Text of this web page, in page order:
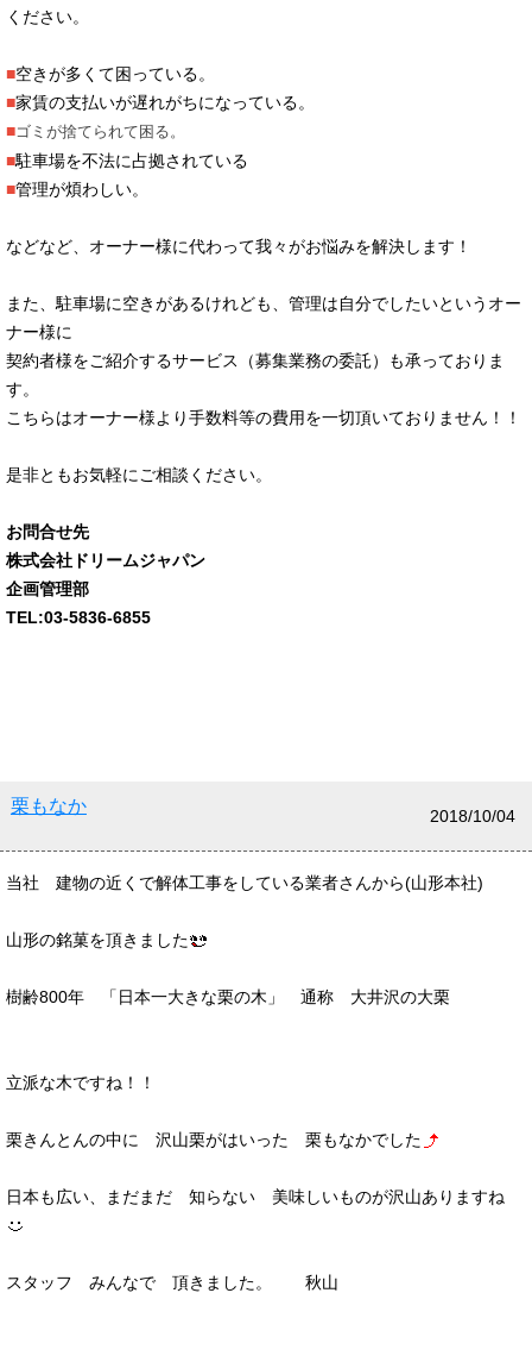
ください。
■空きが多くて困っている。
■家賃の支払いが遅れがちになっている。
■ゴミが捨てられて困る。
■駐車場を不法に占拠されている
■管理が煩わしい。
などなど、オーナー様に代わって我々がお悩みを解決します！
また、駐車場に空きがあるけれども、管理は自分でしたいというオー
ナー様に
契約者様をご紹介するサービス（募集業務の委託）も承っておりま
す。
こちらはオーナー様より手数料等の費用を一切頂いておりません！！
是非ともお気軽にご相談ください。
お問合せ先
株式会社ドリームジャパン
企画管理部
TEL:03-5836-6855
栗もなか 2018/10/04
当社 建物の近くで解体工事をしている業者さんから(山形本社)
山形の銘菓を頂きました
樹齢800年 「日本一大きな栗の木」 通称 大井沢の大栗
立派な木ですね！！
栗きんとんの中に 沢山栗がはいった 栗もなかでした
日本も広い、まだまだ 知らない 美味しいものが沢山ありますね
スタッフ みんなで 頂きました。 秋山